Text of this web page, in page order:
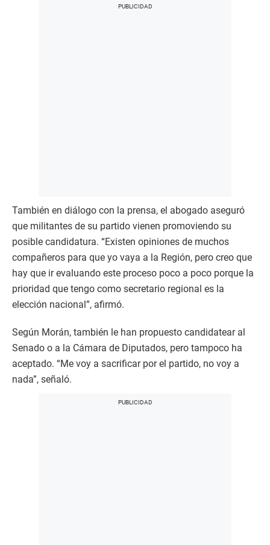
También en diálogo con la prensa, el abogado aseguró
que militantes de su partido vienen promoviendo su
posible candidatura. “Existen opiniones de muchos
compañeros para que yo vaya a la Región, pero creo que
hay que ir evaluando este proceso poco a poco porque la
prioridad que tengo como secretario regional es la
elección nacional”, afirmó.
Según Morán, también le han propuesto candidatear al
Senado o a la Cámara de Diputados, pero tampoco ha
aceptado. “Me voy a sacrificar por el partido, no voy a
nada”, señaló.